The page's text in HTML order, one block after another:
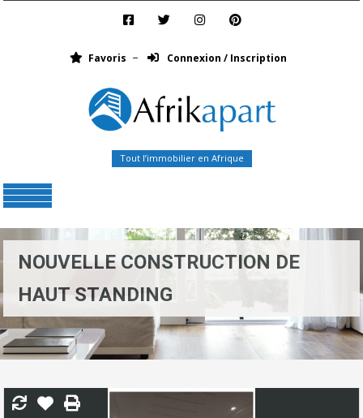
Favoris Connexion / Inscription
Tout l’immobilier en Afrique
NOUVELLE CONSTRUCTION DE
HAUT STANDING